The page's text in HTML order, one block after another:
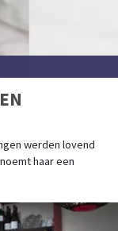
werden lovend
haar een